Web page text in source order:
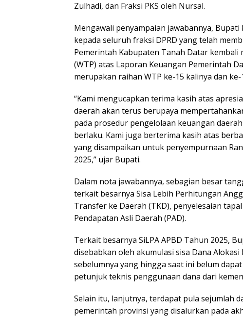
Zulhadi, dan Fraksi PKS oleh Nursal.
Mengawali penyampaian jawabannya,
kepada seluruh fraksi DPRD yang telah
Pemerintah Kabupaten Tanah Datar
(WTP) atas Laporan Keuangan Pemerintah
merupakan raihan WTP ke-15 kalinya dan
“Kami mengucapkan terima kasih atas
daerah akan terus berupaya
pada prosedur pengelolaan keuangan
berlaku. Kami juga berterima kasih atas
yang disampaikan untuk penyempurnaan
2025,” ujar Bupati.
Dalam nota jawabannya, sebagian besar
terkait besarnya Sisa Lebih Perhitungan
Transfer ke Daerah (TKD), penyelesaian
Pendapatan Asli Daerah (PAD).
Terkait besarnya SiLPA APBD Tahun 2025,
disebabkan oleh akumulasi sisa Dana
sebelumnya yang hingga saat ini belum
petunjuk teknis penggunaan dana dari
Selain itu, lanjutnya, terdapat pula sejumlah
pemerintah provinsi yang disalurkan pada